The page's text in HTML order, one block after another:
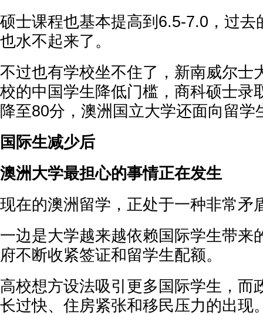
硕士课程也基本提高到6.5-7.0，过去
也水不起来了。
不过也有学校坐不住了，新南威尔士
校的中国学生降低门槛，商科硕士录
降至80分，澳洲国立大学还面向留学
国际生减少后
澳洲大学最担心的事情正在发生
现在的澳洲留学，正处于一种非常矛
一边是大学越来越依赖国际学生带来
府不断收紧签证和留学生配额。
高校想方设法吸引更多国际学生，而
长过快、住房紧张和移民压力的出现